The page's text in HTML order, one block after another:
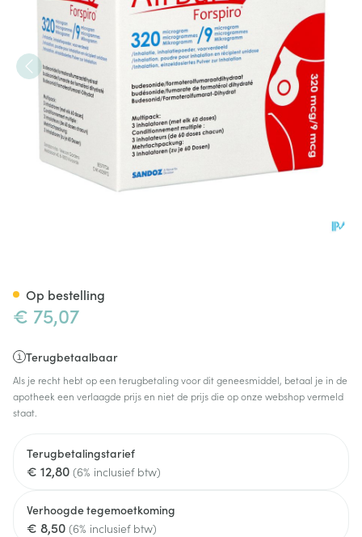
€ 75,07
Terugbetaalbaar
Als je recht hebt op een terugbetaling voor dit geneesmiddel, betaal je in de
apotheek een verlaagde prijs en niet de prijs die op onze webshop vermeld
staat.
Terugbetalingstarief
€ 12,80 (6% inclusief btw)
Verhoogde tegemoetkoming
€ 8,50 (6% inclusief btw)
Op bestelling